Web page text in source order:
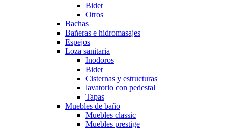
Bidet
Otros
Bachas
Bañeras e hidromasajes
Espejos
Loza sanitaria
Inodoros
Bidet
Cisternas y estructuras
lavatorio con pedestal
Tapas
Muebles de baño
Muebles classic
Muebles prestige